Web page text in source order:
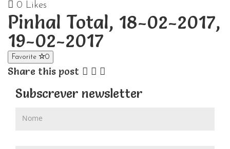
0 Likes
Pinhal Total, 18-02-2017,
19-02-2017
Favorite 0
Share this post
Subscrever newsletter